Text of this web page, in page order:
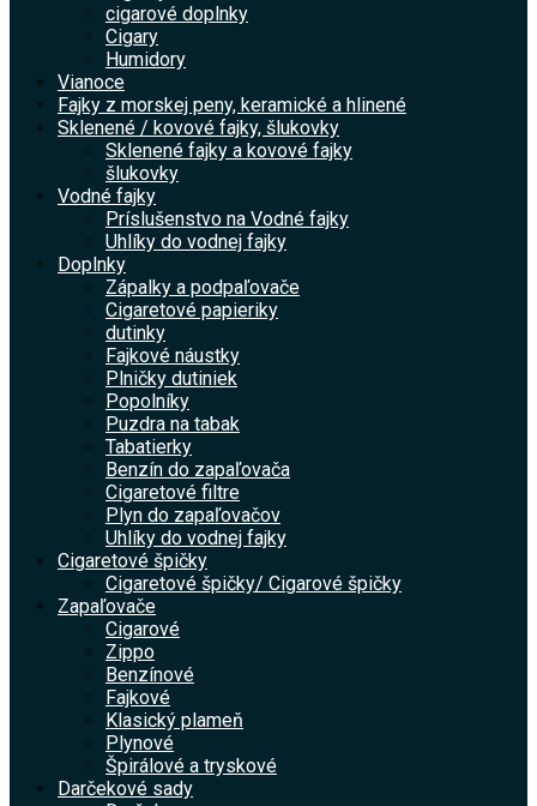
cigarové doplnky
Cigary
Humidory
Vianoce
Fajky z morskej peny, keramické a hlinené
Sklenené / kovové fajky, šlukovky
Sklenené fajky a kovové fajky
šlukovky
Vodné fajky
Príslušenstvo na Vodné fajky
Uhlíky do vodnej fajky
Doplnky
Zápalky a podpaľovače
Cigaretové papieriky
dutinky
Fajkové náustky
Plničky dutiniek
Popolníky
Puzdra na tabak
Tabatierky
Benzín do zapaľovača
Cigaretové filtre
Plyn do zapaľovačov
Uhlíky do vodnej fajky
Cigaretové špičky
Cigaretové špičky/ Cigarové špičky
Zapaľovače
Cigarové
Zippo
Benzínové
Fajkové
Klasický plameň
Plynové
Špirálové a tryskové
Darčekové sady